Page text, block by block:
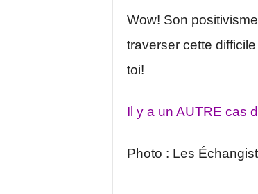
Wow! Son
traverser cette
toi!
Il y a un AUTRE cas
Photo : Les